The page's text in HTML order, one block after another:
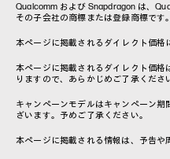
Qualcomm および Snapdragon は、
その子会社の商標または登録商標です。
本ページに掲載されるダイレクト価格
本ページに掲載されるダイレクト価
りますので、あらかじめご了承くださ
キャンペーンモデルはキャンペーン
ざいます。予めご了承ください。
本ページに掲載される情報は、予告や